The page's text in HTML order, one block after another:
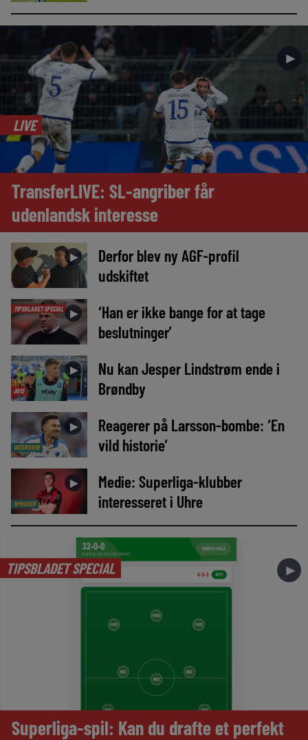
►
LIVE
TransferLIVE: SL-angriber får
udenlandsk interesse
►
Derfor blev ny AGF-profil
udskiftet
TIPSBLADET SPECIAL ►
‘Han er ikke bange for at tage
beslutninger’
AVIS
►
Nu kan Jesper Lindstrøm ende i
Brøndby
INTERVIEW
►
Reagerer på Larsson-bombe: ‘En
vild historie’
NYHEDER
►
Medie: Superliga-klubber
interesseret i Uhre
TIPSBLADET SPECIAL ►
Superliga-spil: Kan du drafte et perfekt